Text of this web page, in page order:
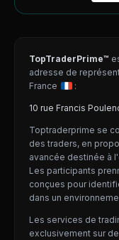
TopTraderPrime™
adresse de
France
:
10 rue Francis
Toptraderprime se
des traders, en
avancée destinée à
Les participants
conçues pour
dans un
Les services de
exclusivement sur